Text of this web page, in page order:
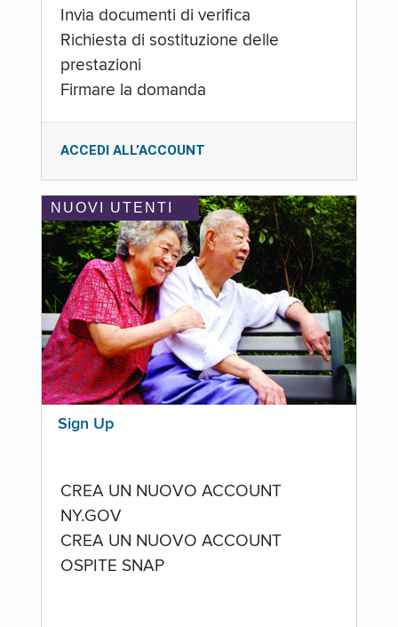
Invia documenti di verifica
Richiesta di sostituzione delle
prestazioni
Firmare la domanda
ACCEDI ALL’ACCOUNT
NUOVI UTENTI
Sign Up
CREA UN NUOVO ACCOUNT
NY.GOV
CREA UN NUOVO ACCOUNT
OSPITE SNAP